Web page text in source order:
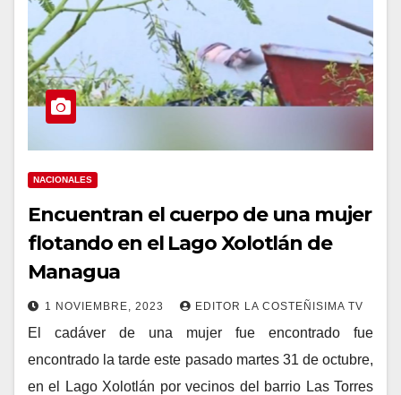
NACIONALES
Encuentran el cuerpo de una mujer
flotando en el Lago Xolotlán de
Managua
1 NOVIEMBRE, 2023 EDITOR LA COSTEÑISIMA TV
El cadáver de una mujer fue encontrado fue
encontrado la tarde este pasado martes 31 de octubre,
en el Lago Xolotlán por vecinos del barrio Las Torres